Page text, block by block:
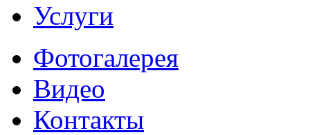
Услуги
Фотогалерея
Видео
Контакты